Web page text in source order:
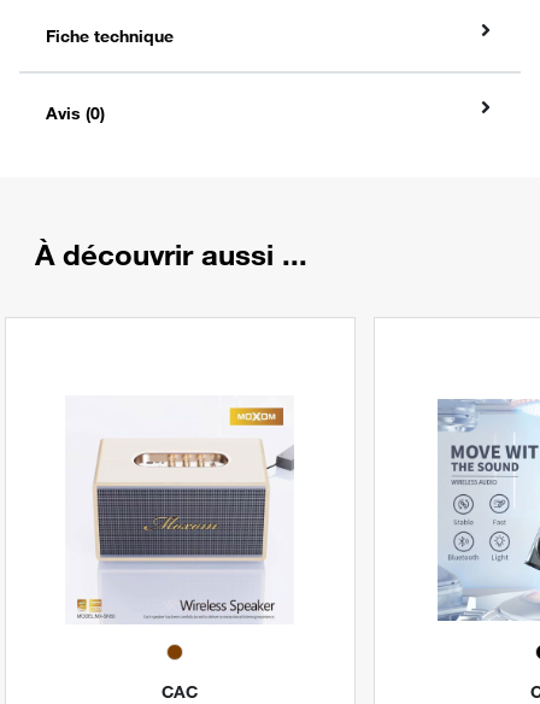
Fiche technique
Avis (0)
À découvrir aussi ...
CAC